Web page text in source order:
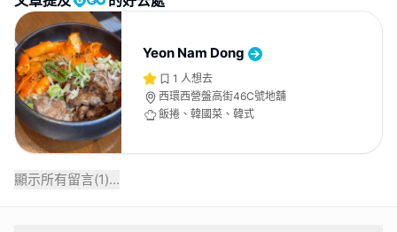
Yeon Nam Dong
1 人想去
西環西營盤高街46C號地舖
飯捲、韓國菜、韓式
顯示所有留言(1)...